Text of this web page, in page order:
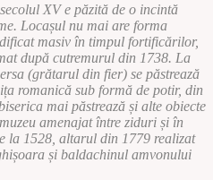
XV e păzită de o incintă
Locașul nu mai are forma
masiv în timpul fortificărilor,
după cutremurul din 1738. La
(grătarul din fier) se păstrează
romanică sub formă de potir, din
mai păstrează și alte obiecte
amenajat între ziduri și în
la 1528, altarul din 1779 realizat
și baldachinul amvonului